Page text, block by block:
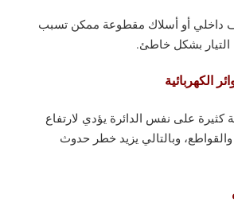
داخلي أو أسلاك مقطوعة ممكن تسبب
بشكل خاطئ.
الكهربائية
كثيرة على نفس الدائرة يؤدي لارتفاع
وبالتالي يزيد خطر حدوث